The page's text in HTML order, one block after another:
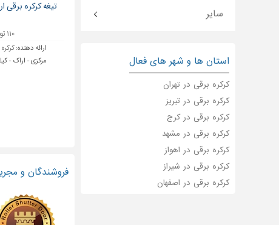
تیغه کرکره برقی
۱۱۰ تومان
ارائه دهنده:
مرکزی - اراک - کیلومتر6
فروشندگان و
سایر
استان ها و شهر های فعال
کرکره برقی در تهران
کرکره برقی در تبریز
کرکره برقی در کرج
کرکره برقی در مشهد
کرکره برقی در اهواز
کرکره برقی در شیراز
کرکره برقی در اصفهان